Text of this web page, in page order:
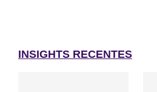
INSIGHTS RECENTES